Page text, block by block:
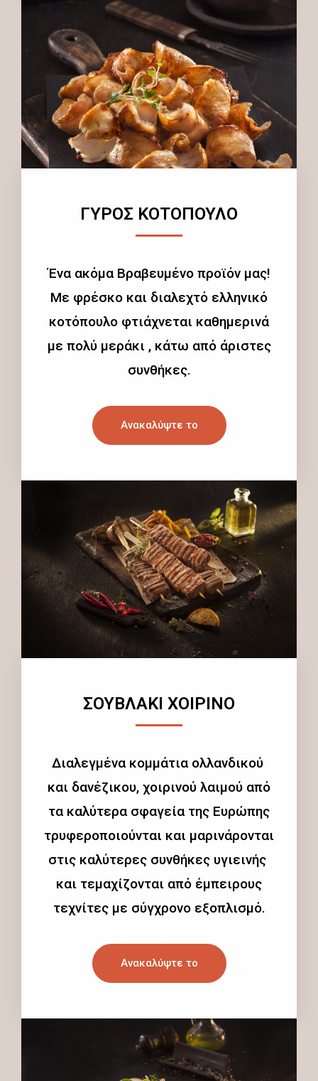
ΓΥΡΟΣ ΚΟΤΟΠΟΥΛΟ
Ένα ακόμα Βραβευμένο προϊόν μας!
Με φρέσκο και διαλεχτό ελληνικό
κοτόπουλο φτιάχνεται καθημερινά
με πολύ μεράκι , κάτω από άριστες
συνθήκες.
Ανακαλύψτε το
ΣΟΥΒΛΑΚΙ ΧΟΙΡΙΝΟ
Διαλεγμένα κομμάτια ολλανδικού
και δανέζικου, χοιρινού λαιμού από
τα καλύτερα σφαγεία της Ευρώπης
τρυφεροποιούνται και μαρινάρονται
στις καλύτερες συνθήκες υγιεινής
και τεμαχίζονται από έμπειρους
τεχνίτες με σύγχρονο εξοπλισμό.
Ανακαλύψτε το